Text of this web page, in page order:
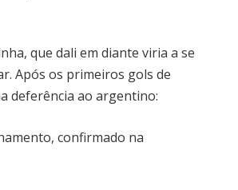
que dali em diante viria a se
Após os primeiros gols de
deferência ao argentino:
confirmado na